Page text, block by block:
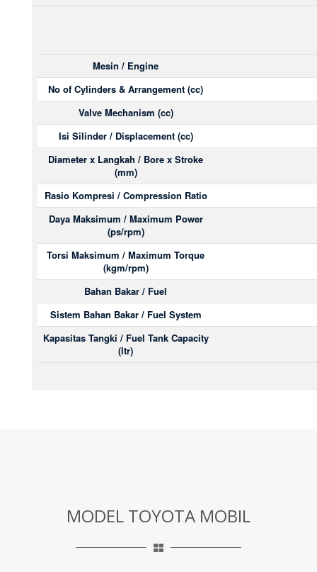
Mesin / Engine
No of Cylinders & Arrangement (cc)
Valve Mechanism (cc)
Isi Silinder / Displacement (cc)
Diameter x Langkah / Bore x Stroke
(mm)
Rasio Kompresi / Compression Ratio
Daya Maksimum / Maximum Power
(ps/rpm)
Torsi Maksimum / Maximum Torque
(kgm/rpm)
Bahan Bakar / Fuel
Sistem Bahan Bakar / Fuel System
Kapasitas Tangki / Fuel Tank Capacity
(ltr)
MODEL TOYOTA MOBIL